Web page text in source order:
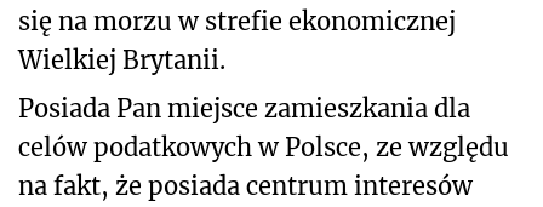
się na morzu w strefie ekonomicznej
Wielkiej Brytanii.
Posiada Pan miejsce zamieszkania dla
celów podatkowych w Polsce, ze względu
na fakt, że posiada centrum interesów